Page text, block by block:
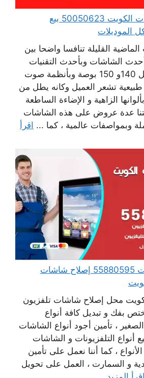
بيع تلفزيونات شاشات الكويت 50050623 بيع
الموديلات
القليلة تنافسا واضحا بين
الشاشات وبأحدث التقنيات
وبأحجام متنوعة تصل 140و 150 بوصة وبأنظمة صوت
تشعر العميل وكانه يطل من
الزاهية و الإضاءة الساطعة
عدة عروض على هذه الشاشات
وبمواصفات عالمية ، كما ... اقرأ
فني تصليح تلفزيونات 55880595 إصلاح شاشات
محل إصلاح شاشات تلفزيون
بفك و تبديل كافة أنواع
، تأمين أجود أنواع الشاشات
أنواع التلفزيونات و الشاشات
، كما أننا نعمل على تأمين
و السمارت ، العمل على تحويل